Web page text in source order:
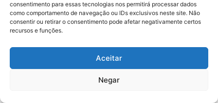
consentimento para essas tecnologias nos permitirá processar dados
como comportamento de navegação ou IDs exclusivos neste site. Não
consentir ou retirar o consentimento pode afetar negativamente certos
recursos e funções.
Aceitar
Negar
Brasil: Policia Federal investiga
753 casos de crimes eleitorais
antes das eleições